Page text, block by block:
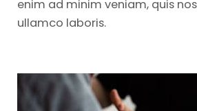
enim ad minim veniam, quis
ullamco laboris.